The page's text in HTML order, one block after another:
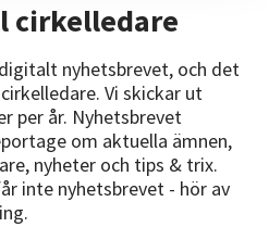
cirkelledare
nyhetsbrevet, och det
Vi skickar ut
per år. Nyhetsbrevet
om aktuella ämnen,
nyheter och tips & trix.
inte nyhetsbrevet - hör av